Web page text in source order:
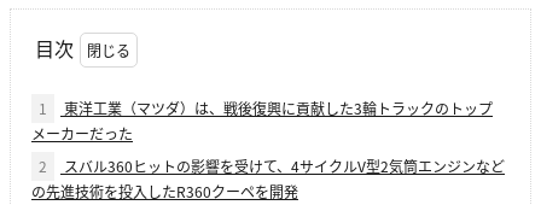
目次
1
東洋工業（マツダ）は、戦後復興に貢献した3輪トラックのトップ
メーカーだった
2
スバル360ヒットの影響を受けて、4サイクルV型2気筒エンジンなど
の先進技術を投入したR360クーペを開発